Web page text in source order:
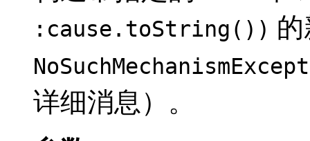
:cause.toString())
详细消息）。